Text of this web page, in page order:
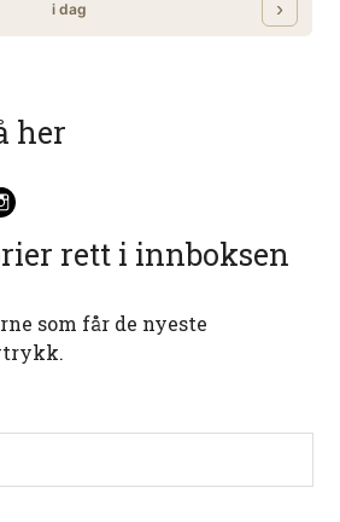
her
rett i innboksen
som får de nyeste